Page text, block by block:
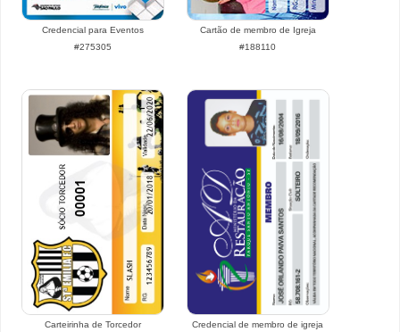
Credencial para Eventos
#275305
Cartão de membro de Igreja
#188110
Carteirinha de Torcedor
Credencial de membro de igreja